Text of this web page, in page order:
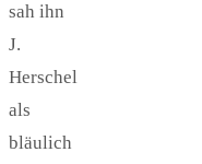
sah ihn
J.
Herschel
als
bläulich